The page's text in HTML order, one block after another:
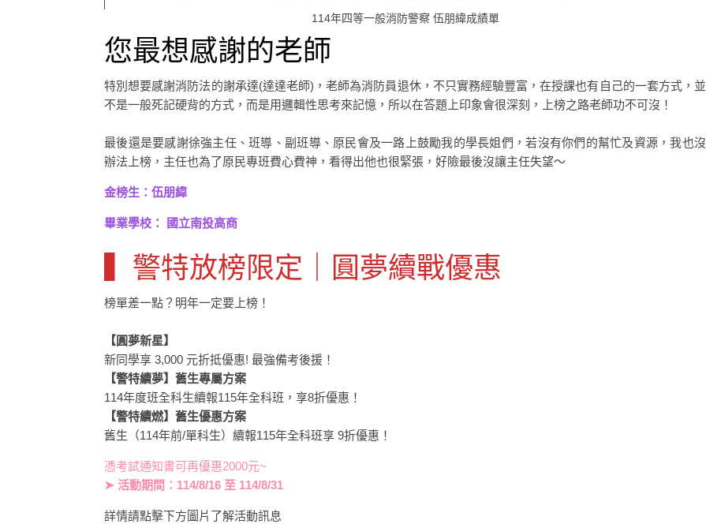
114年四等一般消防警察 伍朋緯成績單
您最想感謝的老師
特別想要感謝消防法的謝承達(達達老師)，老師為消防員退休，不只實務經驗豐富，在授課也有自己的一套方式，並
不是一般死記硬背的方式，而是用邏輯性思考來記憶，所以在答題上印象會很深刻，上榜之路老師功不可沒！
最後還是要感謝徐強主任、班導、副班導、原民會及一路上鼓勵我的學長姐們，若沒有你們的幫忙及資源，我也沒
辦法上榜，主任也為了原民專班費心費神，看得出他也很緊張，好險最後沒讓主任失望～
金榜生：伍朋緯
畢業學校： 國立南投高商
▍警特放榜限定｜圓夢續戰優惠
榜單差一點？明年一定要上榜！
【圓夢新星】
新同學享 3,000 元折抵優惠! 最強備考後援！
【警特續夢】舊生專屬方案
114年度班全科生續報115年全科班，享8折優惠！
【警特續燃】舊生優惠方案
舊生（114年前/單科生）續報115年全科班享 9折優惠！
憑​考試通知書可再優惠2000元~
➤ 活動期間：114/8/16 至 114/8/31
詳情請點擊下方圖片了解活動訊息